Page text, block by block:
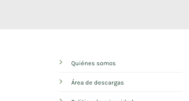
Quiénes somos
Área de descargas